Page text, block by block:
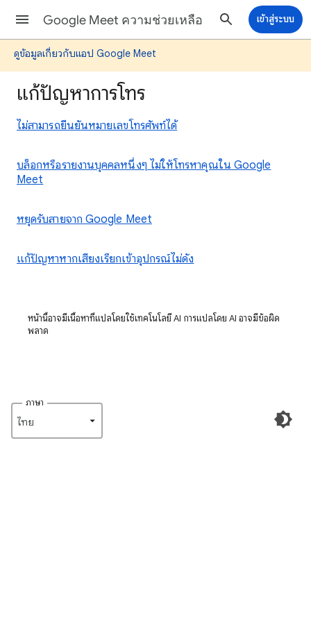
Google Meet ความช่วยเหลือ เข้าสู่ระบบ
ดูข้อมูลเกี่ยวกับแอป Google Meet
แก้ปัญหาการโทร
ไม่สามารถยืนยันหมายเลขโทรศัพท์ได้
บล็อกหรือรายงานบุคคลหนึ่งๆ ไม่ให้โทรหาคุณใน Google
Meet
หยุดรับสายจาก Google Meet
แก้ปัญหาหากเสียงเรียกเข้าอุปกรณ์ไม่ดัง
หน้านี้อาจมีเนื้อหาที่แปลโดยใช้เทคโนโลยี AI การแปลโดย AI อาจมีข้อผิด
พลาด
ภาษา
ไทย‎